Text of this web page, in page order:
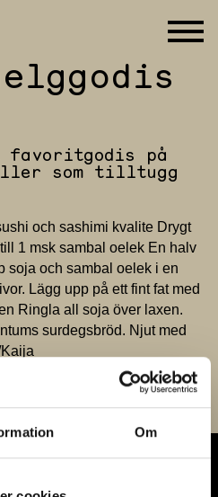
Om
på
som tilltugg
och sashimi kvalite Drygt
1 msk sambal oelek En halv
soja och sambal oelek i en
Lägg upp på ett fint fat med
Ringla all soja över laxen.
surdegsbröd. Njut med